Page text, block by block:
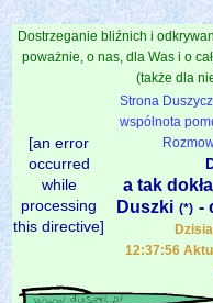
Dostrzeganie bliźnich i
poważnie, o nas, dla Was i o
(także dla
[an error
occurred
while
processing
this directive]
Strona
wspólnota
a tak
Duszki (*) -
12:37:56